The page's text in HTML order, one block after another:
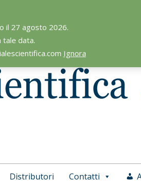
il 27 agosto 2026.
tale data.
Ignora
Distributori Contatti